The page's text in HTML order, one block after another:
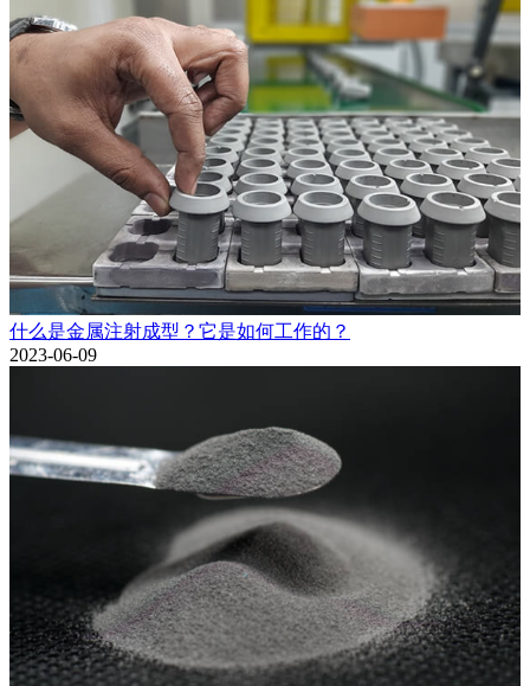
什么是金属注射成型？它是如何工作的？
2023-06-09